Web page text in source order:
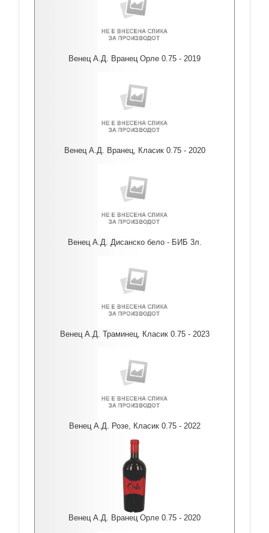
Венец А.Д. Вранец Орле 0.75 - 2019
Венец А.Д. Вранец, Класик 0.75 - 2020
Венец А.Д. Дисанско бело - БИБ 3л.
Венец А.Д. Траминец, Класик 0.75 - 2023
Венец А.Д. Розе, Класик 0.75 - 2022
Венец А.Д. Вранец Орле 0.75 - 2020